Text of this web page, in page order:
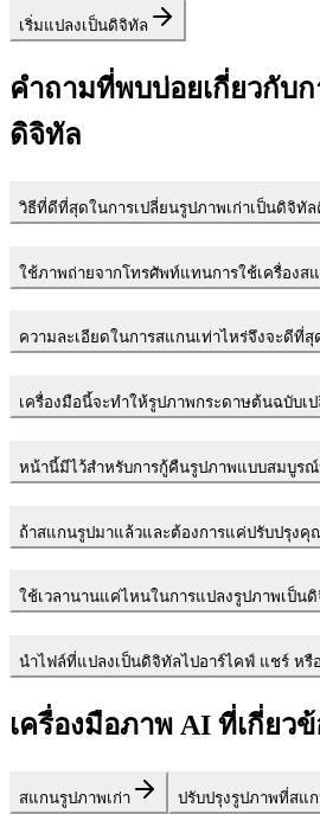
เริ่มแปลงเป็นดิจิทัล
คำถามที่พบบ่อยเกี่ยวกับ
ดิจิทัล
วิธีที่ดีที่สุดในการเปลี่ยนรูปภาพเก่าเป็นดิจิทัล
ใช้ภาพถ่ายจากโทรศัพท์แทนการใช้เครื่องส
ความละเอียดในการสแกนเท่าไหร่จึงจะดีที่สุ
เครื่องมือนี้จะทำให้รูปภาพกระดาษต้นฉบับเ
หน้านี้มีไว้สำหรับการกู้คืนรูปภาพแบบสมบูร
ถ้าสแกนรูปมาแล้วและต้องการแค่ปรับปรุงคุ
ใช้เวลานานแค่ไหนในการแปลงรูปภาพเป็น
นำไฟล์ที่แปลงเป็นดิจิทัลไปอาร์ไคฟ์ แชร์ ห
เครื่องมือภาพ AI ที่เกี่ยวข้
สแกนรูปภาพเก่า ปรับปรุงรูปภาพที่สแ